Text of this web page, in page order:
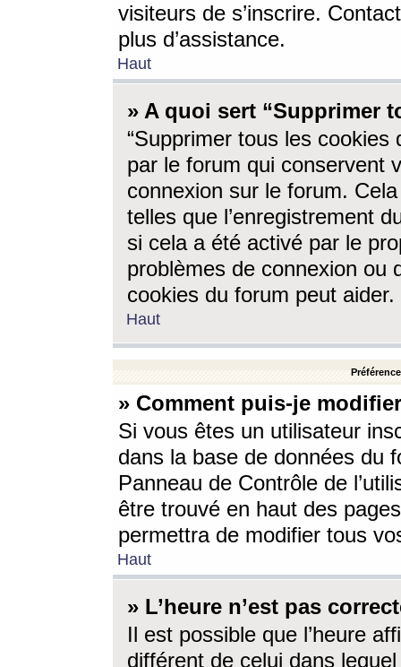
visiteurs de s’inscrire.
plus d’assistance.
Haut
» A quoi sert “Supprimer
“Supprimer tous les cookies
par le forum qui conservent
connexion sur le forum.
telles que l’enregistrement
si cela a été activé par le
problèmes de connexion ou
cookies du forum peut aider.
Haut
» Comment puis-je
Si vous êtes un utilisateur
dans la base de données du
Panneau de Contrôle de
être trouvé en haut des
permettra de modifier tous
Haut
» L’heure n’est pas
Il est possible que l’heure
différent de celui dans